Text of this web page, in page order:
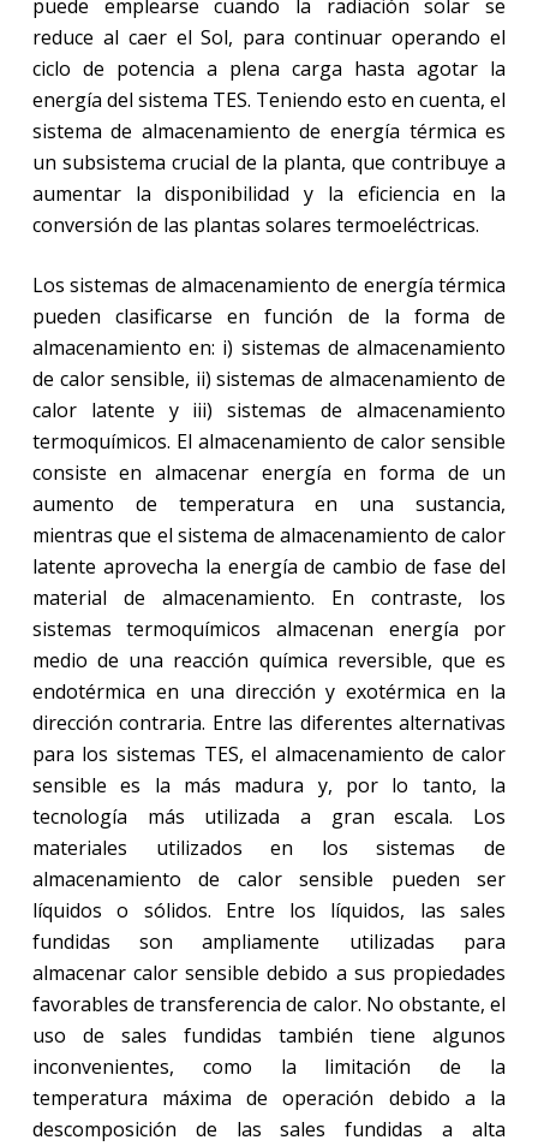
puede emplearse cuando la radiación solar se
reduce al caer el Sol, para continuar operando el
ciclo de potencia a plena carga hasta agotar la
energía del sistema TES. Teniendo esto en cuenta, el
sistema de almacenamiento de energía térmica es
un subsistema crucial de la planta, que contribuye a
aumentar la disponibilidad y la eficiencia en la
conversión de las plantas solares termoeléctricas.
Los sistemas de almacenamiento de energía térmica
pueden clasificarse en función de la forma de
almacenamiento en: i) sistemas de almacenamiento
de calor sensible, ii) sistemas de almacenamiento de
calor latente y iii) sistemas de almacenamiento
termoquímicos. El almacenamiento de calor sensible
consiste en almacenar energía en forma de un
aumento de temperatura en una sustancia,
mientras que el sistema de almacenamiento de calor
latente aprovecha la energía de cambio de fase del
material de almacenamiento. En contraste, los
sistemas termoquímicos almacenan energía por
medio de una reacción química reversible, que es
endotérmica en una dirección y exotérmica en la
dirección contraria. Entre las diferentes alternativas
para los sistemas TES, el almacenamiento de calor
sensible es la más madura y, por lo tanto, la
tecnología más utilizada a gran escala. Los
materiales utilizados en los sistemas de
almacenamiento de calor sensible pueden ser
líquidos o sólidos. Entre los líquidos, las sales
fundidas son ampliamente utilizadas para
almacenar calor sensible debido a sus propiedades
favorables de transferencia de calor. No obstante, el
uso de sales fundidas también tiene algunos
inconvenientes, como la limitación de la
temperatura máxima de operación debido a la
descomposición de las sales fundidas a alta